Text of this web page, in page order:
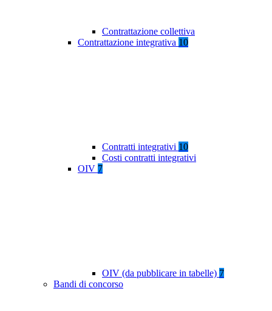
Contrattazione collettiva
Contrattazione integrativa 10
Contratti integrativi 10
Costi contratti integrativi
OIV 7
OIV (da pubblicare in tabelle) 7
Bandi di concorso